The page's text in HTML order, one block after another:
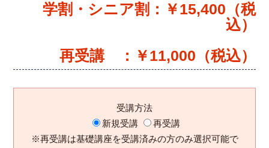
学割・シニア割：￥15,400（税
込）
再受講 ：￥11,000（税込）
受講方法
新規受講
再受講
※再受講は基礎講座を受講済みの方のみ選択可能で